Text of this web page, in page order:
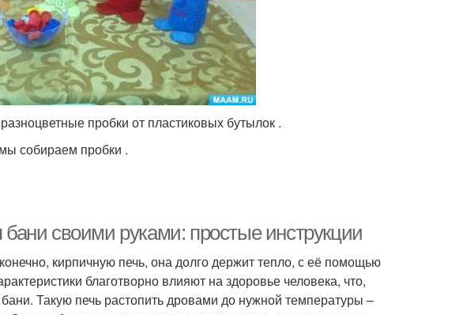
пробки от пластиковых бутылок .
собираем пробки .
своими руками: простые инструкции
кирпичную печь, она долго держит тепло, с её помощью
благотворно влияют на здоровье человека, что,
Такую печь растопить дровами до нужной температуры –